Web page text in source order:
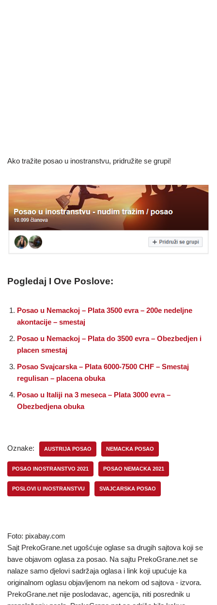
Ako tražite posao u inostranstvu, pridružite se grupi!
Pogledaj I Ove Poslove:
Posao u Nemackoj – Plata 3500 evra – 200e nedeljne
akontacije – smestaj
Posao u Nemackoj – Plata do 3500 evra – Obezbedjen i
placen smestaj
Posao Svajcarska – Plata 6000-7500 CHF – Smestaj
regulisan – placena obuka
Posao u Italiji na 3 meseca – Plata 3000 evra –
Obezbedjena obuka
Oznake: AUSTRIJA POSAO NEMACKA POSAO
POSAO INOSTRANSTVO 2021 POSAO NEMACKA 2021
POSLOVI U INOSTRANSTVU SVAJCARSKA POSAO
Foto: pixabay.com
Sajt PrekoGrane.net ugošćuje oglase sa drugih sajtova koji se
bave objavom oglasa za posao. Na sajtu PrekoGrane.net se
nalaze samo djelovi sadržaja oglasa i link koji upućuje ka
originalnom oglasu objavljenom na nekom od sajtova - izvora.
PrekoGrane.net nije poslodavac, agencija, niti posrednik u